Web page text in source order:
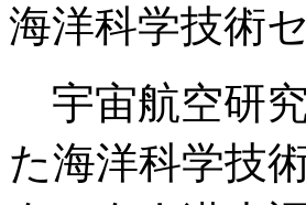
海洋科学技術
宇宙航空研
た海洋科学技